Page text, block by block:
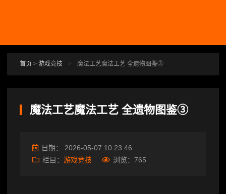
首页 > 游戏竞技 > 魔法工艺魔法工艺 全遗物图鉴③
魔法工艺魔法工艺 全遗物图鉴③
日期： 2026-05-07 10:23:46
栏目： 游戏竞技 浏览： 765